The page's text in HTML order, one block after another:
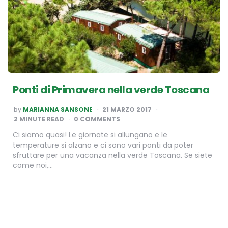
Ponti di Primavera nella verde Toscana
POSTED
BY
by MARIANNA SANSONE
21 MARZO 2017
2 MINUTE READ 0 COMMENTS
Ci siamo quasi! Le giornate si allungano e le
temperature si alzano e ci sono vari ponti da poter
sfruttare per una vacanza nella verde Toscana. Se siete
come noi,…